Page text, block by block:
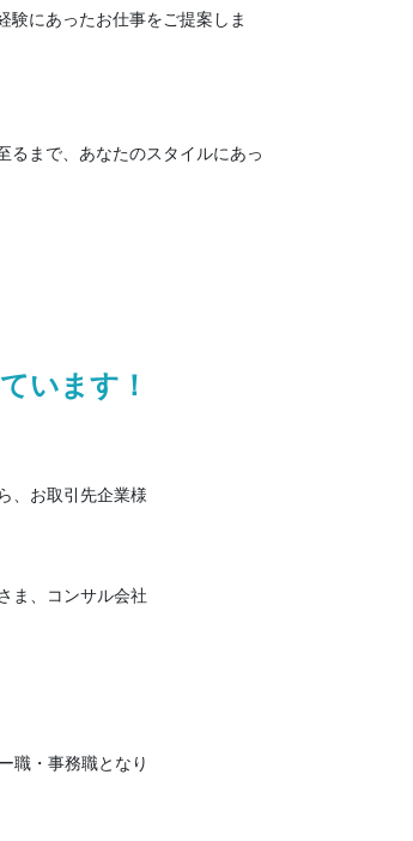
験にあったお仕事をご提案しま
るまで、あなたのスタイルにあっ
います！
、お取引先企業様
ま、コンサル会社
職・事務職となり